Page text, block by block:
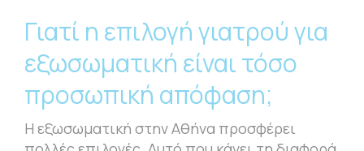
Γιατί η επιλογή γιατρού για
εξωσωματική είναι τόσο
προσωπική απόφαση;
Η εξωσωματική στην Αθήνα προσφέρει